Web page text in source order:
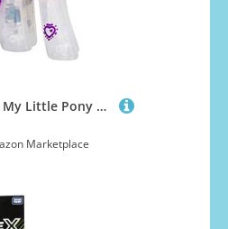
Hasbro B5362 My Little Pony MLP Principesse Scintillanti, Minifigur
Marketplace